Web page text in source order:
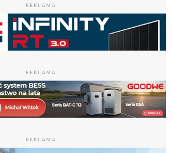
REKLAMA
REKLAMA
REKLAMA